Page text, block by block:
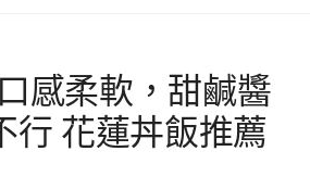
感柔軟，甜鹹醬
行 花蓮丼飯推薦